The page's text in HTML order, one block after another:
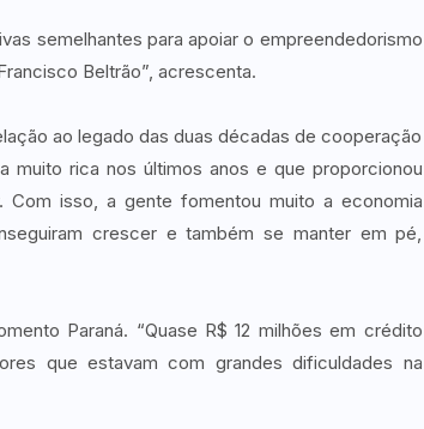
semelhantes para apoiar o empreendedorismo
Beltrão”, acrescenta.
ao legado das duas décadas de cooperação
muito rica nos últimos anos e que proporcionou
isso, a gente fomentou muito a economia
crescer e também se manter em pé,
Paraná. “Quase R$ 12 milhões em crédito
que estavam com grandes dificuldades na